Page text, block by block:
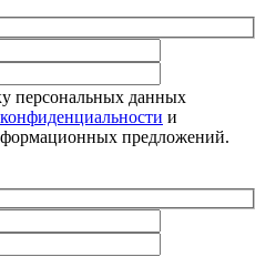
персональных данных
и
предложений.